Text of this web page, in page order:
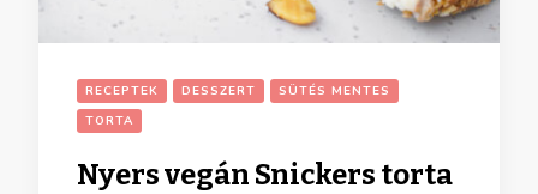
RECEPTEK DESSZERT
SÜTÉS MENTES
TORTA
Nyers vegán Snickers torta